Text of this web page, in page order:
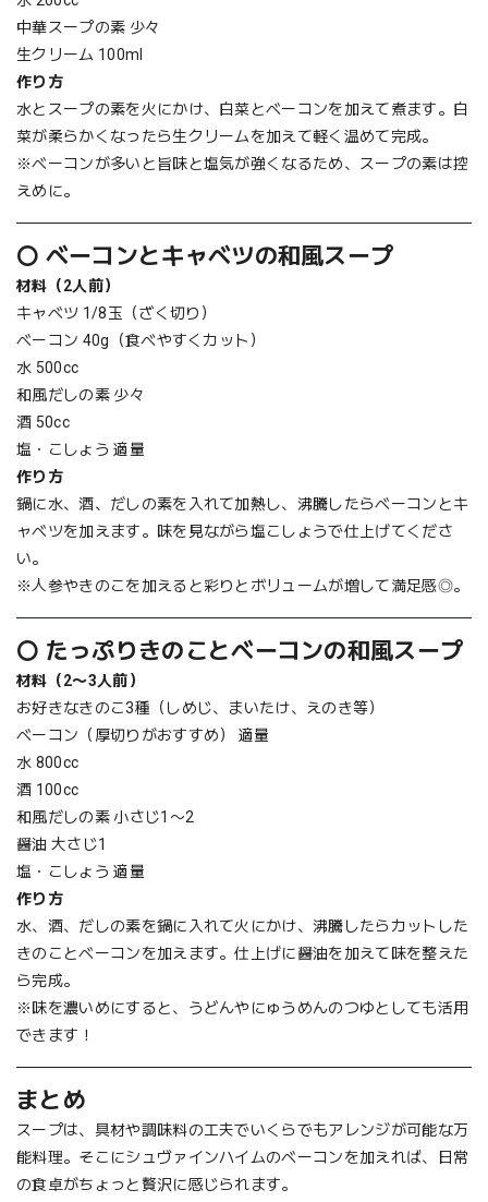
中華スープの素 少々
生クリーム 100ml
作り方
水とスープの素を火にかけ、白菜とベーコンを加えて煮ます。白
菜が柔らかくなったら生クリームを加えて軽く温めて完成。
※ベーコンが多いと旨味と塩気が強くなるため、スープの素は控
えめに。
〇 ベーコンとキャベツの和風スープ
材料（2人前）
キャベツ 1/8玉（ざく切り）
ベーコン 40g（食べやすくカット）
水 500cc
和風だしの素 少々
酒 50cc
塩・こしょう 適量
作り方
鍋に水、酒、だしの素を入れて加熱し、沸騰したらベーコンとキ
ャベツを加えます。味を見ながら塩こしょうで仕上げてくださ
い。
※人参やきのこを加えると彩りとボリュームが増して満足感◎。
〇 たっぷりきのことベーコンの和風スープ
材料（2〜3人前）
お好きなきのこ3種（しめじ、まいたけ、えのき等）
ベーコン（厚切りがおすすめ） 適量
水 800cc
酒 100cc
和風だしの素 小さじ1〜2
醤油 大さじ1
塩・こしょう 適量
作り方
水、酒、だしの素を鍋に入れて火にかけ、沸騰したらカットした
きのことベーコンを加えます。仕上げに醤油を加えて味を整えた
ら完成。
※味を濃いめにすると、うどんやにゅうめんのつゆとしても活用
できます！
まとめ
スープは、具材や調味料の工夫でいくらでもアレンジが可能な万
能料理。そこにシュヴァインハイムのベーコンを加えれば、日常
の食卓がちょっと贅沢に感じられます。